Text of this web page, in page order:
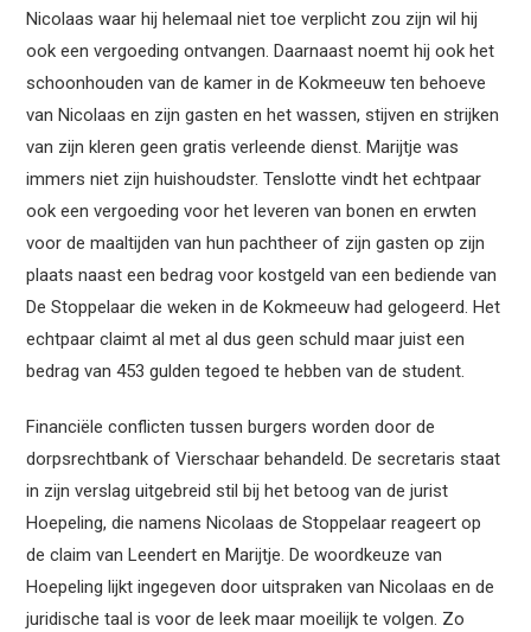
Nicolaas waar hij helemaal niet toe verplicht zou zijn wil hij
ook een vergoeding ontvangen. Daarnaast noemt hij ook het
schoonhouden van de kamer in de Kokmeeuw ten behoeve
van Nicolaas en zijn gasten en het wassen, stijven en strijken
van zijn kleren geen gratis verleende dienst. Marijtje was
immers niet zijn huishoudster. Tenslotte vindt het echtpaar
ook een vergoeding voor het leveren van bonen en erwten
voor de maaltijden van hun pachtheer of zijn gasten op zijn
plaats naast een bedrag voor kostgeld van een bediende van
De Stoppelaar die weken in de Kokmeeuw had gelogeerd. Het
echtpaar claimt al met al dus geen schuld maar juist een
bedrag van 453 gulden tegoed te hebben van de student.
Financiële conflicten tussen burgers worden door de
dorpsrechtbank of Vierschaar behandeld. De secretaris staat
in zijn verslag uitgebreid stil bij het betoog van de jurist
Hoepeling, die namens Nicolaas de Stoppelaar reageert op
de claim van Leendert en Marijtje. De woordkeuze van
Hoepeling lijkt ingegeven door uitspraken van Nicolaas en de
juridische taal is voor de leek maar moeilijk te volgen. Zo